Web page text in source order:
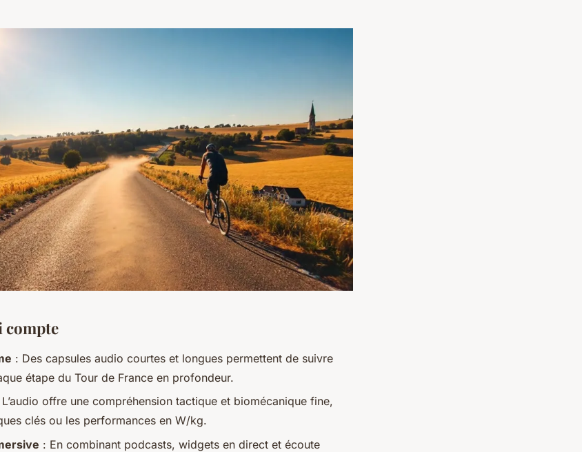
compte
: Des capsules audio courtes et longues permettent de suivre
étape du Tour de France en profondeur.
L’audio offre une compréhension tactique et biomécanique fine,
clés ou les performances en W/kg.
: En combinant podcasts, widgets en direct et écoute